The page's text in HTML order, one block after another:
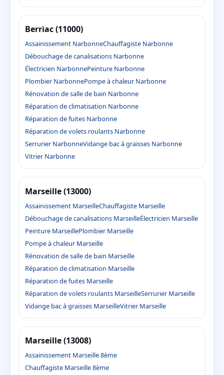
Berriac (11000)
Assainissement NarbonneChauffagiste Narbonne
Débouchage de canalisations Narbonne
Électricien NarbonnePeinture Narbonne
Plombier NarbonnePompe à chaleur Narbonne
Rénovation de salle de bain Narbonne
Réparation de climatisation Narbonne
Réparation de fuites Narbonne
Réparation de volets roulants Narbonne
Serrurier NarbonneVidange bac à graisses Narbonne
Vitrier Narbonne
Marseille (13000)
Assainissement MarseilleChauffagiste Marseille
Débouchage de canalisations MarseilleÉlectricien Marseille
Peinture MarseillePlombier Marseille
Pompe à chaleur Marseille
Rénovation de salle de bain Marseille
Réparation de climatisation Marseille
Réparation de fuites Marseille
Réparation de volets roulants MarseilleSerrurier Marseille
Vidange bac à graisses MarseilleVitrier Marseille
Marseille (13008)
Assainissement Marseille 8ème
Chauffagiste Marseille 8ème